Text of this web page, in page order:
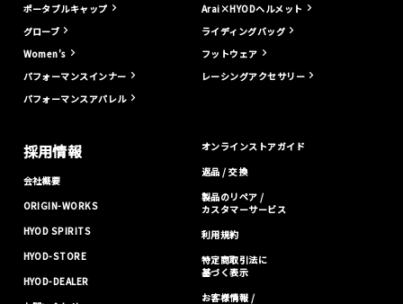
ポータブルキャップ
グローブ
Women's
パフォーマンスインナー
パフォーマンスアパレル
Arai×HYODヘルメット
ライディングバッグ
フットウェア
レーシングアクセサリー
採用情報
会社概要
ORIGIN-WORKS
HYOD SPIRITS
HYOD-STORE
HYOD-DEALER
オンラインストアガイド
返品 / 交換
製品のリペア /
カスタマーサービス
利用規約
特定商取引法に
基づく表示
お客様情報 /